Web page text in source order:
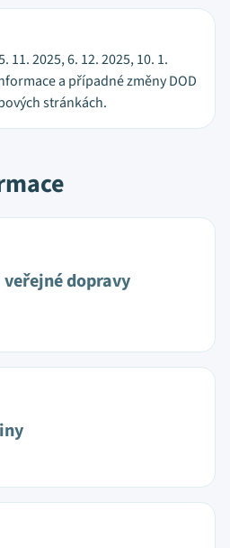
11. 2025, 6. 12. 2025, 10. 1.
a případné změny DOD
stránkách.
dopravy